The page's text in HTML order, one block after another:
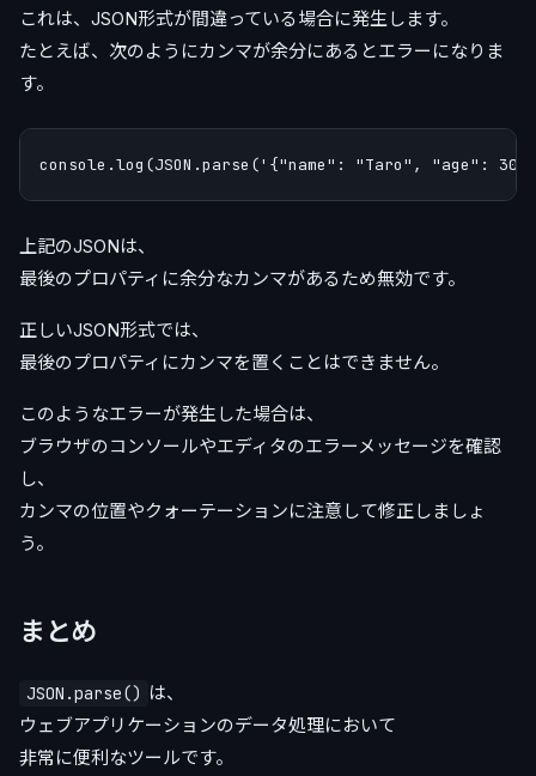
これは、JSON形式が間違っている場合に発生します。
たとえば、次のようにカンマが余分にあるとエラーになりま
す。
上記のJSONは、
最後のプロパティに余分なカンマがあるため無効です。
正しいJSON形式では、
最後のプロパティにカンマを置くことはできません。
このようなエラーが発生した場合は、
ブラウザのコンソールやエディタのエラーメッセージを確認
し、
カンマの位置やクォーテーションに注意して修正しましょ
う。
まとめ
JSON.parse() は、
ウェブアプリケーションのデータ処理において
非常に便利なツールです。